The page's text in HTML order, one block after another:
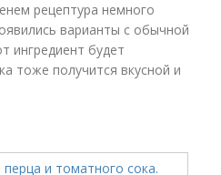
рецептура немного
варианты с обычной
ингредиент будет
тоже получится вкусной и